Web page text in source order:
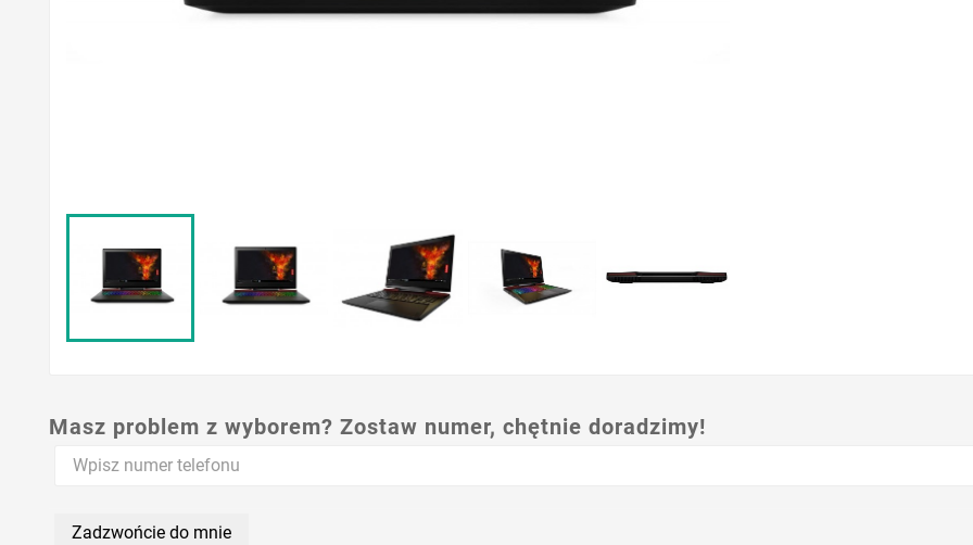
Masz problem z wyborem? Zostaw numer, chętnie doradzimy!
Zadzwońcie do mnie